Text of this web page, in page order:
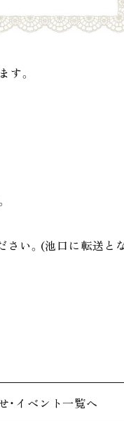
す。
い。(池口に転送と
・イベント一覧へ